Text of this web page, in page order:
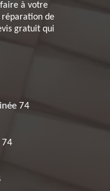
faire à votre
réparation de
gratuit qui
74
74